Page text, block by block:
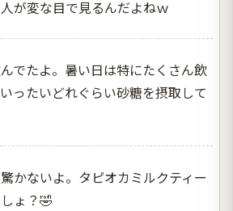
が変な目で見るんだよねｗ
でたよ。暑い日は特にたくさん飲
ったいどれぐらい砂糖を摂取して
かないよ。タピオカミルクティー
ょ？🤣